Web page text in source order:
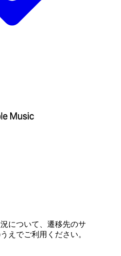
について、遷移先のサ
えでご利用ください。